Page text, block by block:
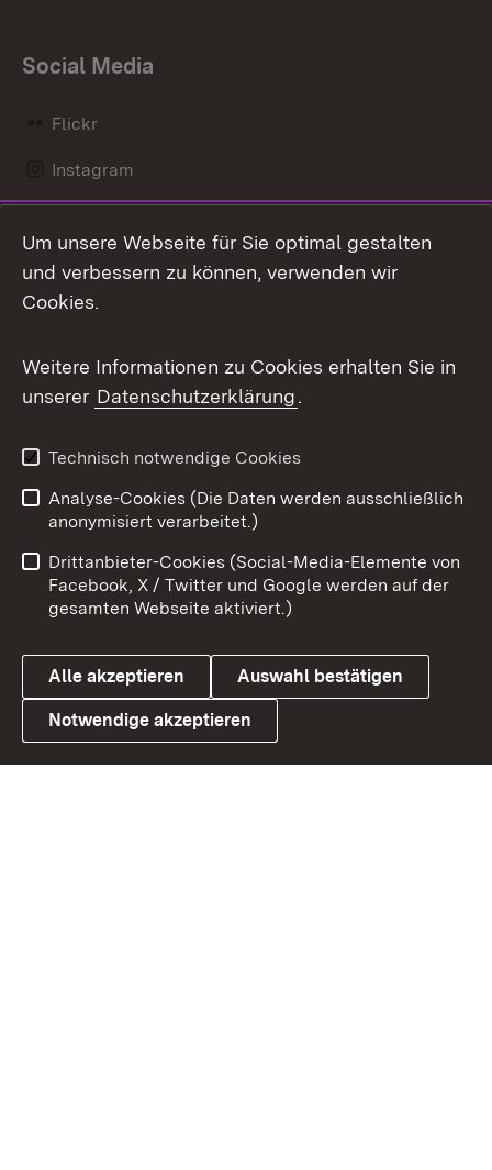
Social Media
Flickr
Instagram
Mastodon
Messenger
Social Wall
X / Twitter
Youtube
Link zum Landesportal
Benutzungshinweise
Barrierefreiheit
Datenschutz
Cookies
Um unsere Webseite für Sie optimal gestalten
und verbessern zu können, verwenden wir
Cookies.
Weitere Informationen zu Cookies erhalten Sie in
unserer Datenschutzerklärung.
Technisch notwendige Cookies
Analyse-Cookies (Die Daten werden ausschließlich
anonymisiert verarbeitet.)
Drittanbieter-Cookies (Social-Media-Elemente von
Facebook, X / Twitter und Google werden auf der
gesamten Webseite aktiviert.)
Alle akzeptieren Auswahl bestätigen
Notwendige akzeptieren